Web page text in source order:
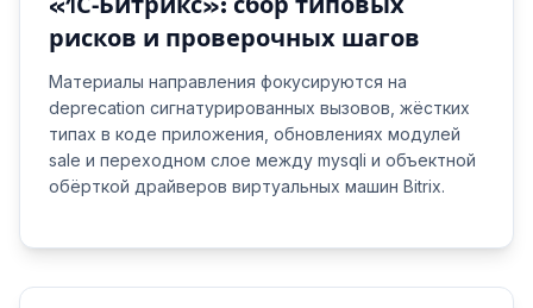
рисков и проверочных шагов
Материалы направления фокусируются на
deprecation сигнатурированных вызовов, жёстких
типах в коде приложения, обновлениях модулей
sale и переходном слое между mysqli и объектной
обёрткой драйверов виртуальных машин Bitrix.